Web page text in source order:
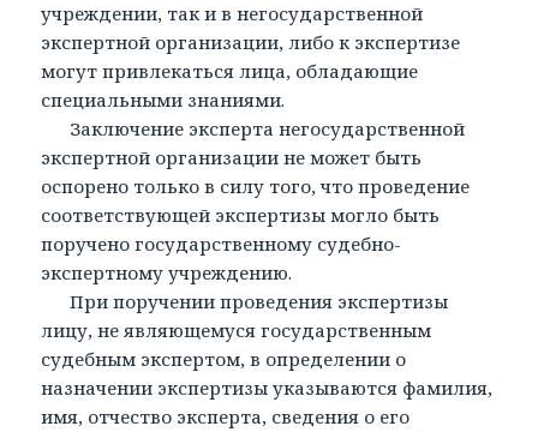
учреждении, так и в негосударственной
экспертной организации, либо к экспертизе
могут привлекаться лица, обладающие
специальными знаниями.
Заключение эксперта негосударственной
экспертной организации не может быть
оспорено только в силу того, что проведение
соответствующей экспертизы могло быть
поручено государственному судебно-
экспертному учреждению.
При поручении проведения экспертизы
лицу, не являющемуся государственным
судебным экспертом, в определении о
назначении экспертизы указываются фамилия,
имя, отчество эксперта, сведения о его